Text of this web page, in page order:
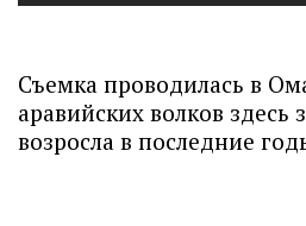
Съемка проводилась в
аравийских волков здесь
возросла в последние